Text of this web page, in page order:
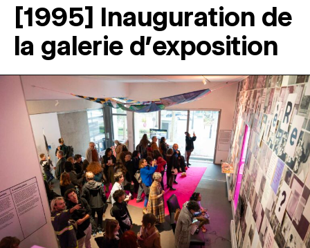
[1995] Inauguration de
la galerie d’exposition